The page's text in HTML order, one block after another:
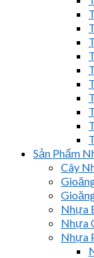
Sản Phẩm
Cây
Nhựa
Nhựa
Nhựa